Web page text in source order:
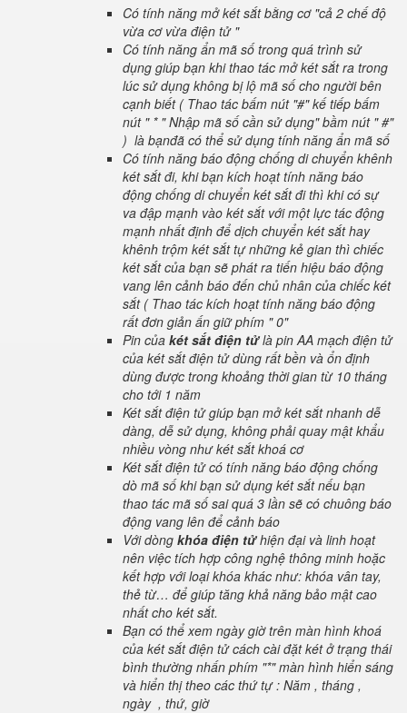
Có tính năng mở két sắt bằng cơ "cả 2 chế độ
vừa cơ vừa điện tử "
Có tính năng ẩn mã số trong quá trình sử
dụng giúp bạn khi thao tác mở két sắt ra trong
lúc sử dụng không bị lộ mã số cho người bên
cạnh biết ( Thao tác bấm nút "#" kế tiếp bấm
nút " * " Nhập mã số cần sử dụng" bầm nút " #"
) là bạnđã có thể sử dụng tính năng ẩn mã số
Có tính năng báo động chống di chuyển khênh
két sắt đi, khi bạn kích hoạt tính năng báo
động chống di chuyển két sắt đi thì khi có sự
va đập mạnh vào két sắt với một lực tác động
mạnh nhất định để dịch chuyển két sắt hay
khênh trộm két sắt tự những kẻ gian thì chiếc
két sắt của bạn sẽ phát ra tiến hiệu báo động
vang lên cảnh báo đến chủ nhân của chiếc két
sắt ( Thao tác kích hoạt tính năng báo động
rất đơn giản ấn giữ phím " 0"
Pin của két sắt điện tửlà pin AA mạch điện tử
của két sắt điện tử dùng rất bền và ổn định
dùng được trong khoảng thời gian từ 10 tháng
cho tới 1 năm
Két sắt điện tử giúp bạn mở két sắt nhanh dễ
dàng, dễ sử dụng, không phải quay mật khẩu
nhiều vòng như két sắt khoá cơ
Két sắt điện tử có tính năng báo động chống
dò mã số khi bạn sử dụng két sắt nếu bạn
thao tác mã số sai quá 3 lần sẽ có chuông báo
động vang lên để cảnh báo
Với dòng khóa điện tửhiện đại và linh hoạt
nên việc tích hợp công nghệ thông minh hoặc
kết hợp với loại khóa khác như: khóa vân tay,
thẻ từ… để giúp tăng khả năng bảo mật cao
nhất cho két sắt.
Bạn có thể xem ngày giờ trên màn hình khoá
của két sắt điện tử cách cài đặt két ở trạng thái
bình thường nhấn phím "*" màn hình hiển sáng
và hiển thị theo các thứ tự : Năm , tháng ,
ngày , thứ, giờ